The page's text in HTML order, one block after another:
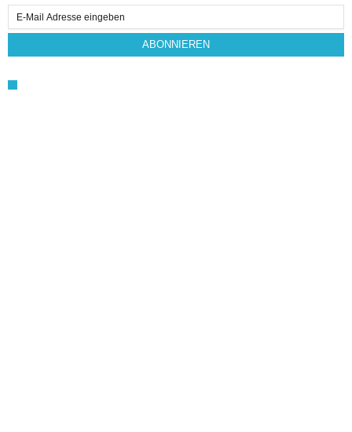
Email
Subscription
ABONNIEREN